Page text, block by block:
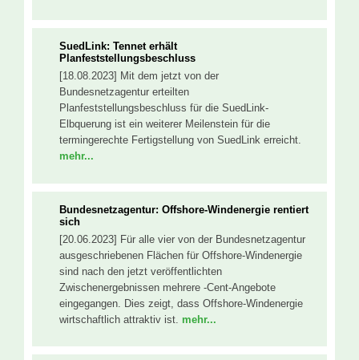
SuedLink: Tennet erhält
Planfeststellungsbeschluss
[18.08.2023] Mit dem jetzt von der
Bundesnetzagentur erteilten
Planfeststellungsbeschluss für die SuedLink-
Elbquerung ist ein weiterer Meilenstein für die
termingerechte Fertigstellung von SuedLink erreicht.
mehr...
Bundesnetzagentur: Offshore-Windenergie rentiert
sich
[20.06.2023] Für alle vier von der Bundesnetzagentur
ausgeschriebenen Flächen für Offshore-Windenergie
sind nach den jetzt veröffentlichten
Zwischenergebnissen mehrere -Cent-Angebote
eingegangen. Dies zeigt, dass Offshore-Windenergie
wirtschaftlich attraktiv ist. mehr...